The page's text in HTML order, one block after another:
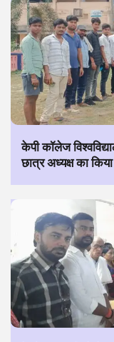
केपी कॉलेज
छात्र अध्यक्ष का